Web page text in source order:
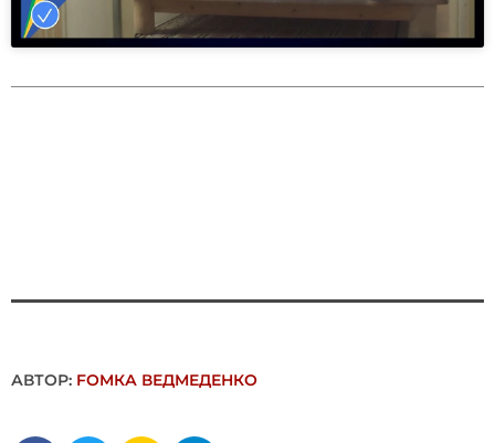
АВТОР: FОMКА ВЕДМЕДЕНКО